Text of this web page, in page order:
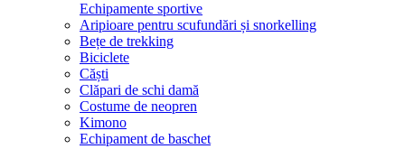
Echipamente sportive
Aripioare pentru scufundări și snorkelling
Bețe de trekking
Biciclete
Căști
Clăpari de schi damă
Costume de neopren
Kimono
Echipament de baschet